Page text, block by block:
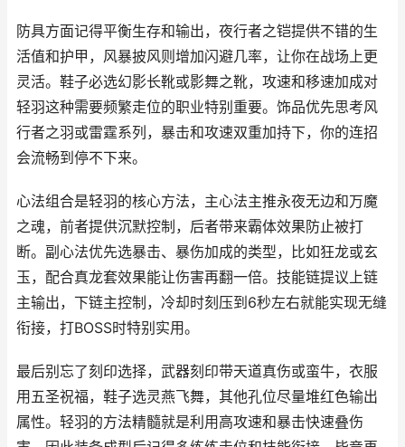
防具方面记得平衡生存和输出，夜行者之铠提供不错的生
活值和护甲，风暴披风则增加闪避几率，让你在战场上更
灵活。鞋子必选幻影长靴或影舞之靴，攻速和移速加成对
轻羽这种需要频繁走位的职业特别重要。饰品优先思考风
行者之羽或雷霆系列，暴击和攻速双重加持下，你的连招
会流畅到停不下来。
心法组合是轻羽的核心方法，主心法主推永夜无边和万魔
之魂，前者提供沉默控制，后者带来霸体效果防止被打
断。副心法优先选暴击、暴伤加成的类型，比如狂龙或玄
玉，配合真龙套效果能让伤害再翻一倍。技能链提议上链
主输出，下链主控制，冷却时刻压到6秒左右就能实现无缝
衔接，打BOSS时特别实用。
最后别忘了刻印选择，武器刻印带天道真伤或蛮牛，衣服
用五圣祝福，鞋子选灵燕飞舞，其他孔位尽量堆红色输出
属性。轻羽的方法精髓就是利用高攻速和暴击快速叠伤